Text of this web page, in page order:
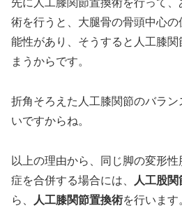
先に人工膝関節置換術を行って
術を行うと、大腿骨の骨頭中心
能性があり、そうすると人工膝
まうからです。
折角そろえた人工膝関節のバラ
いですからね。
以上の理由から、同じ脚の変形
症を合併する場合には、
人工股
ら、
人工膝関節置換術を行います